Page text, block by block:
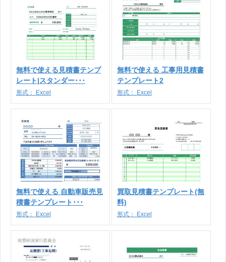
無料で使える見積書テンプ
レート|スタンダー･･･
形式： Excel
無料で使える 工事用見積書
テンプレート2
形式： Excel
無料で使える 自動車販売見
積書テンプレート･･･
形式： Excel
買取見積書テンプレート(無
料)
形式： Excel